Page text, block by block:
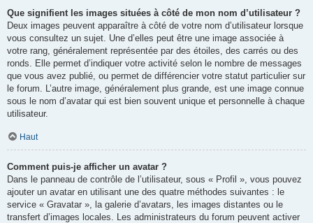
Que signifient les images situées à côté de mon nom d’utilisateur ?
Deux images peuvent apparaître à côté de votre nom d’utilisateur lorsque
vous consultez un sujet. Une d’elles peut être une image associée à
votre rang, généralement représentée par des étoiles, des carrés ou des
ronds. Elle permet d’indiquer votre activité selon le nombre de messages
que vous avez publié, ou permet de différencier votre statut particulier sur
le forum. L’autre image, généralement plus grande, est une image connue
sous le nom d’avatar qui est bien souvent unique et personnelle à chaque
utilisateur.
Haut
Comment puis-je afficher un avatar ?
Dans le panneau de contrôle de l’utilisateur, sous « Profil », vous pouvez
ajouter un avatar en utilisant une des quatre méthodes suivantes : le
service « Gravatar », la galerie d’avatars, les images distantes ou le
transfert d’images locales. Les administrateurs du forum peuvent activer